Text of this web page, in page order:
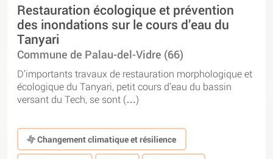
Restauration écologique et prévention
des inondations sur le cours d’eau du
Tanyari
Commune de Palau-del-Vidre (66)
D’importants travaux de restauration morphologique et
écologique du Tanyari, petit cours d’eau du bassin
versant du Tech, se sont (…)
Changement climatique et résilience